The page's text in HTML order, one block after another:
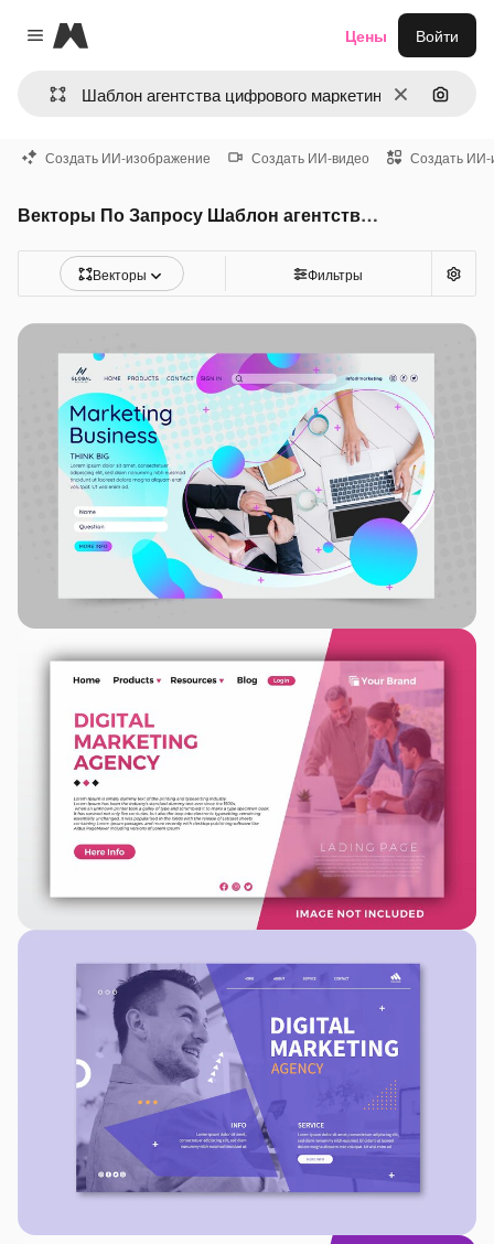
Close menu
Magnific
ОчиститьПоиск
Цены Войти
Создать ИИ-изображение Создать ИИ-видео Создать ИИ-
Векторы По Запросу Шаблон агентства цифрового маркетинга
Векторы Фильтры